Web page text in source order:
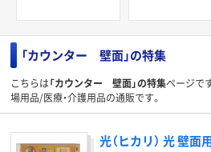
「カウンター 壁面」の特集
こちらは「カウンター 壁面」の特集ページで
場用品/医療・介護用品の通販です。
光（ヒカリ） 光 壁面